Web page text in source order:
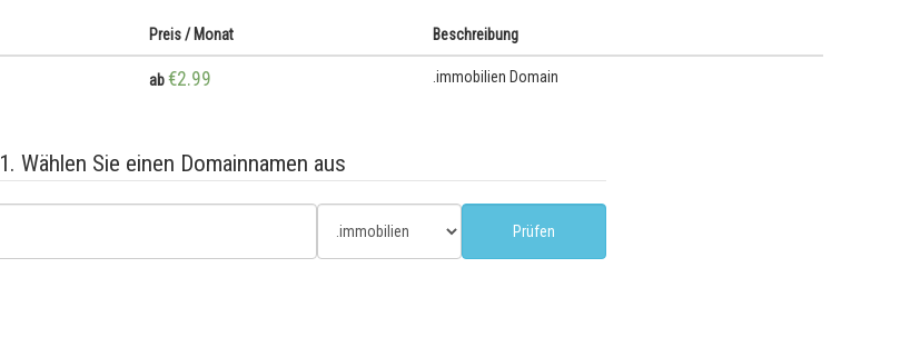
Preis / Monat Beschreibung
ab€2.99 .immobilien Domain
1. Wählen Sie einen Domainnamen aus